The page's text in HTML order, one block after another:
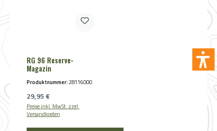
RG 96 Reserve-
Magazin
Produktnummer:28116000
Regulärer Preis:
29,95 €
Preise inkl. MwSt. zzgl.
Versandkosten